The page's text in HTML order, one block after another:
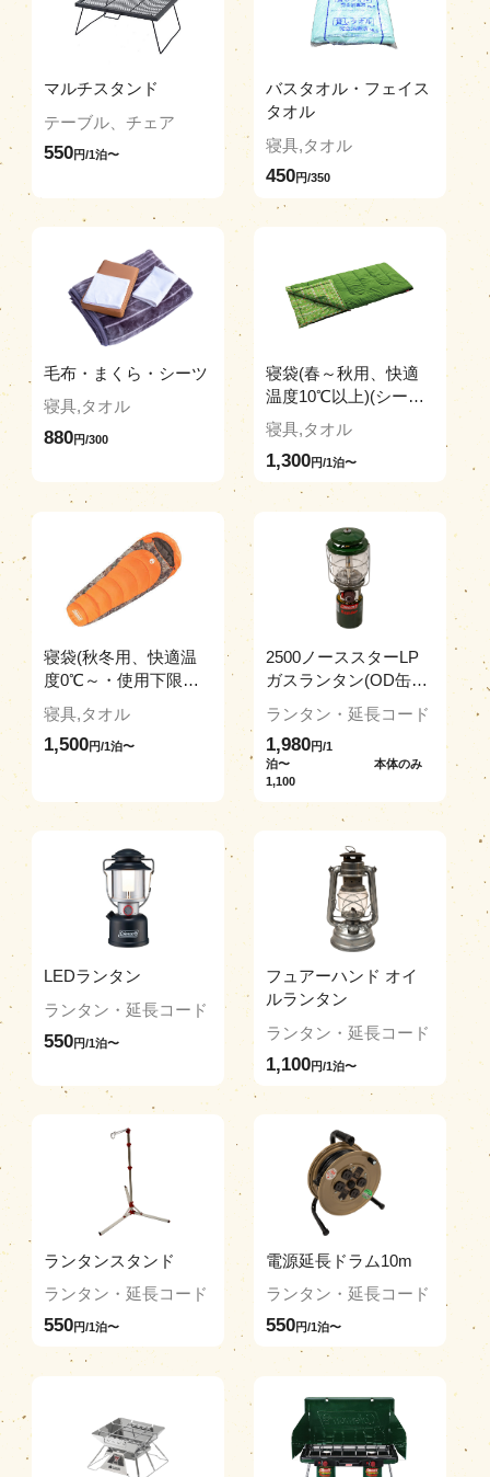
マルチスタンド
テーブル、チェア
550円/1泊〜
バスタオル・フェイス
タオル
寝具,タオル
450円/350
毛布・まくら・シーツ
寝具,タオル
880円/300
寝袋(春～秋用、快適
温度10℃以上)(シーツ
付き)
寝具,タオル
1,300円/1泊〜
寝袋(秋冬用、快適温
度0℃～・使用下限温
度 -17℃まで)(シーツ
付き)
寝具,タオル
1,500円/1泊〜
2500ノーススターLP
ガスランタン(OD缶付
ランタン・延長コード
1,980円/1
泊〜 本体のみ
1,100
LEDランタン
ランタン・延長コード
550円/1泊〜
フュアーハンド オイ
ルランタン
ランタン・延長コード
1,100円/1泊〜
ランタンスタンド
ランタン・延長コード
550円/1泊〜
電源延長ドラム10m
ランタン・延長コード
550円/1泊〜